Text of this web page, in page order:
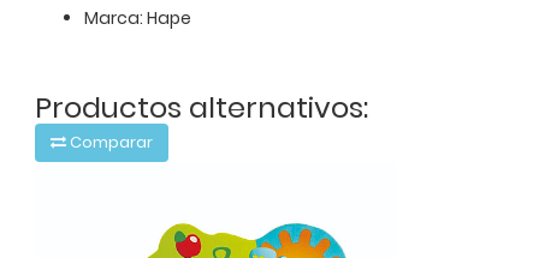
Marca: Hape
Productos alternativos:
Comparar